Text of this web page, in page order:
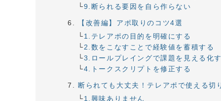
9.断られる要因を自ら作らない
【改善編】アポ取りのコツ4選
1.テレアポの目的を明確にする
2.数をこなすことで経験値を蓄積する
3.ロールプレイングで課題を見える化
4.トークスクリプトを修正する
断られても大丈夫！テレアポで使える切
1.興味ありません